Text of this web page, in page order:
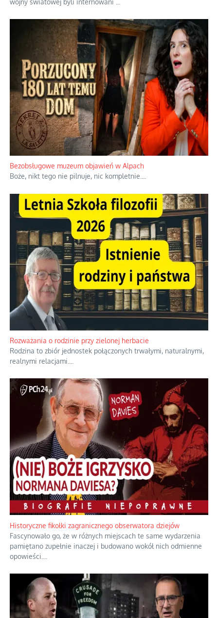
Bezobsługowe muzeum objawień w Alpach
Boże, nikt tego nie pilnuje, nic kompletnie.
Rozważania o rodzinie przy zielonej herbacie
Rodzina to zbiór jednostek połączonych trwałymi, naturalnymi,
realnymi relacjami.
Historyczne fikołki zagranicznego obserwatora dziejów
Fascynowało go, że w różnych miejscach te same wydarzenia
pamiętano zupełnie inaczej i budowano wokół nich odmienne
opowieści.